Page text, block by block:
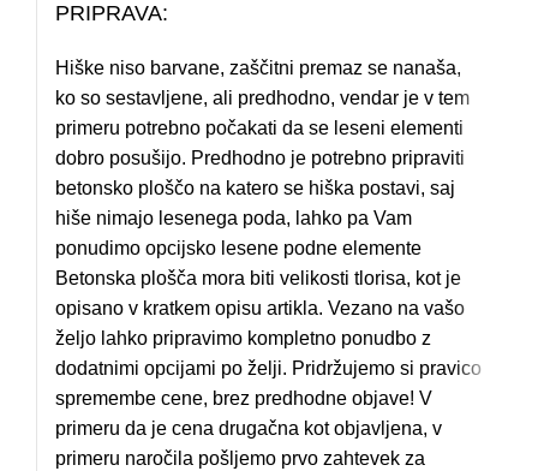
PRIPRAVA:
Hiške niso barvane, zaščitni premaz se nanaša,
ko so sestavljene, ali predhodno, vendar je v tem
primeru potrebno počakati da se leseni elementi
dobro posušijo. Predhodno je potrebno pripraviti
betonsko ploščo na katero se hiška postavi, saj
hiše nimajo lesenega poda, lahko pa Vam
ponudimo opcijsko lesene podne elemente
Betonska plošča mora biti velikosti tlorisa, kot je
opisano v kratkem opisu artikla. Vezano na vašo
željo lahko pripravimo kompletno ponudbo z
dodatnimi opcijami po želji. Pridržujemo si pravico
spremembe cene, brez predhodne objave! V
primeru da je cena drugačna kot objavljena, v
primeru naročila pošljemo prvo zahtevek za